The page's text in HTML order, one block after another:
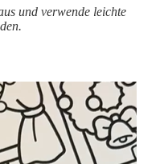
und verwende leichte